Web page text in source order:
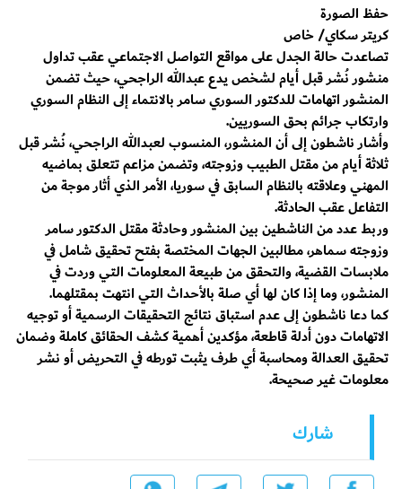
حفظ الصورة
كريتر سكاي/ خاص
تصاعدت حالة الجدل على مواقع التواصل الاجتماعي عقب تداول
منشور نُشر قبل أيام لشخص يدع عبدالله الراجحي، حيث تضمن
المنشور اتهامات للدكتور السوري سامر بالانتماء إلى النظام السوري
وارتكاب جرائم بحق السوريين.
وأشار ناشطون إلى أن المنشور، المنسوب لعبدالله الراجحي، نُشر قبل
ثلاثة أيام من مقتل الطبيب وزوجته، وتضمن مزاعم تتعلق بماضيه
المهني وعلاقته بالنظام السابق في سوريا، الأمر الذي أثار موجة من
التفاعل عقب الحادثة.
وربط عدد من الناشطين بين المنشور وحادثة مقتل الدكتور سامر
وزوجته سماهر، مطالبين الجهات المختصة بفتح تحقيق شامل في
ملابسات القضية، والتحقق من طبيعة المعلومات التي وردت في
المنشور، وما إذا كان لها أي صلة بالأحداث التي انتهت بمقتلهما.
كما دعا ناشطون إلى عدم استباق نتائج التحقيقات الرسمية أو توجيه
الاتهامات دون أدلة قاطعة، مؤكدين أهمية كشف الحقائق كاملة وضمان
تحقيق العدالة ومحاسبة أي طرف يثبت تورطه في التحريض أو نشر
معلومات غير صحيحة.
شارك